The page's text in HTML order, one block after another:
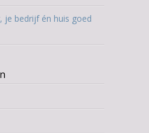
je bedrijf én huis goed